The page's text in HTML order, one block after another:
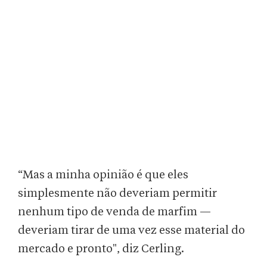
“Mas a minha opinião é que eles
simplesmente não deveriam permitir
nenhum tipo de venda de marfim —
deveriam tirar de uma vez esse material do
mercado e pronto", diz Cerling.